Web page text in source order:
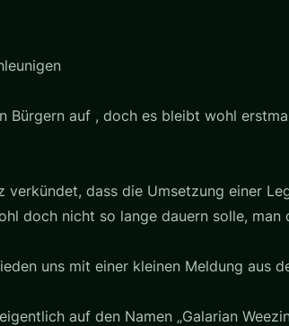
Bürgern auf , doch es bleibt wohl
verkündet, dass die Umsetzung einer
doch nicht so lange dauern solle,
uns mit einer kleinen Meldung aus
auf den Namen „Galarian